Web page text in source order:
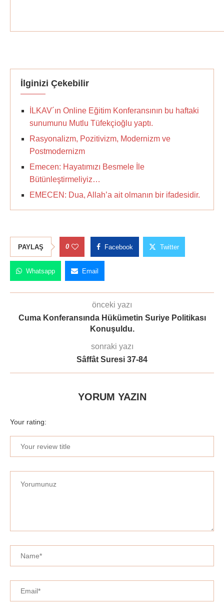
İlginizi Çekebilir
İLKAV´ın Online Eğitim Konferansının bu haftaki
sunumunu Mutlu Tüfekçioğlu yaptı.
Rasyonalizm, Pozitivizm, Modernizm ve
Postmodernizm
Emecen: Hayatımızı Besmele İle
Bütünleştirmeliyiz…
EMECEN: Dua, Allah’a ait olmanın bir ifadesidir.
PAYLAŞ 0 Facebook Twitter
Whatsapp Email
önceki yazı
Cuma Konferansında Hükümetin Suriye Politikası
Konuşuldu.
sonraki yazı
Sâffât Suresi 37-84
YORUM YAZIN
Your rating: